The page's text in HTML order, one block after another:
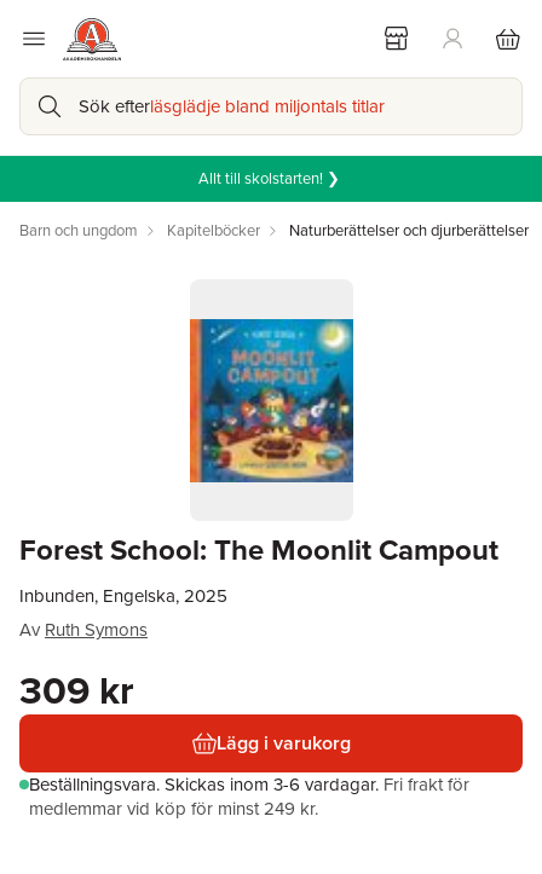
Sök efterläsglädje bland miljontals titlar
Allt till skolstarten! ❯
Barn och ungdom Kapitelböcker Naturberättelser och djurberättelser
Forest School: The Moonlit Campout
Inbunden, Engelska, 2025
Av Ruth Symons
309 kr
Lägg i varukorg
Beställningsvara.Skickas inom 3-6 vardagar. Fri frakt för
medlemmar vid köp för minst 249 kr.